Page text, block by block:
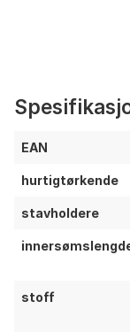
forhold
Ingen
potensiell
tyngre/
Lang
Ingen
stabiliteten
EAN
hurtigtørkende
stavholdere
stoff